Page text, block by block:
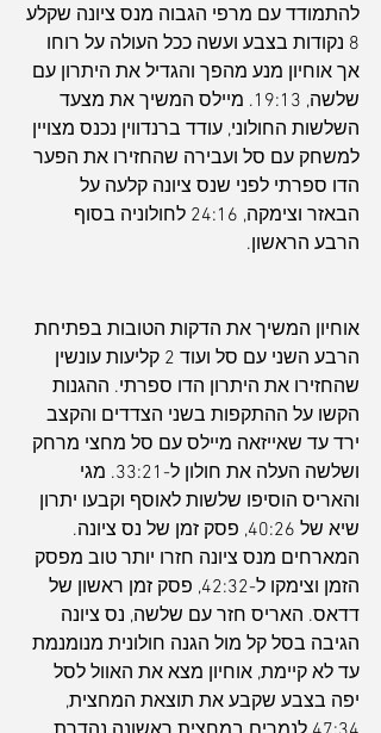
להתמודד עם מרפי הגבוה מנס ציונה שקלע
8 נקודות בצבע ועשה ככל העולה על רוחו
אך אוחיון מנע מהפך והגדיל את היתרון עם
שלשה, 19:13. מיילס המשיך את מצעד
השלשות החולוני, עודד ברנדווין נכנס מצויין
למשחק עם סל ועבירה שהחזירו את הפער
הדו ספרתי לפני שנס ציונה קלעה על
הבאזר וצימקה, 24:16 לחולוניה בסוף
הרבע הראשון.
אוחיון המשיך את הדקות הטובות בפתיחת
הרבע השני עם סל ועוד 2 קליעות עונשין
שהחזירו את היתרון הדו ספרתי. ההגנות
הקשו על ההתקפות בשני הצדדים והקצב
ירד עד שאייזאה מיילס עם סל מחצי מרחק
ושלשה העלה את חולון ל-33:21. מגי
והאריס הוסיפו שלשות לאוסף וקבעו יתרון
שיא של 40:26, פסק זמן של נס ציונה.
המארחים מנס ציונה חזרו יותר טוב מפסק
הזמן וצימקו ל-42:32, פסק זמן ראשון של
דדאס. האריס חזר עם שלשה, נס ציונה
הגיבה בסל קל מול הגנה חולונית מנומנמת
עד לא קיימת, אוחיון מצא את האוול לסל
יפה בצבע שקבע את תוצאת המחצית,